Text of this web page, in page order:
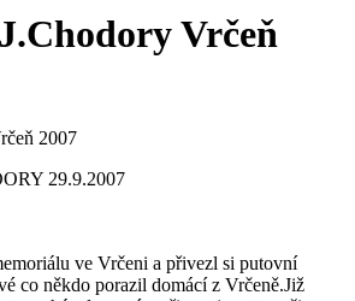
Vrčeň
2007
29.9.2007
ve Vrčeni a přivezl si putovní
co někdo porazil domácí z Vrčeně.Již